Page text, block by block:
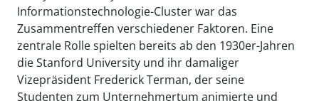
Informationstechnologie-Cluster war das
Zusammentreffen verschiedener Faktoren. Eine
zentrale Rolle spielten bereits ab den 1930er-Jahren
die Stanford University und ihr damaliger
Vizepräsident Frederick Terman, der seine
Studenten zum Unternehmertum animierte und